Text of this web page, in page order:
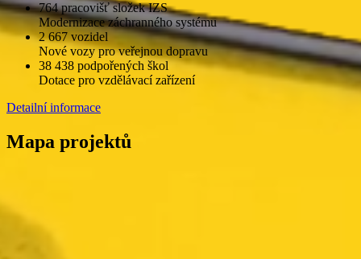
764 pracovišť složek IZS
Modernizace záchranného systému
2 667 vozidel
Nové vozy pro veřejnou dopravu
38 438 podpořených škol
Dotace pro vzdělávací zařízení
Detailní informace
Mapa projektů